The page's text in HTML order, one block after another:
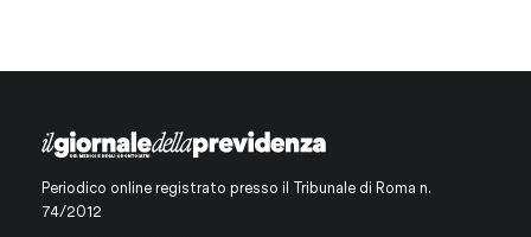
Periodico online registrato presso il Tribunale di Roma n.
74/2012